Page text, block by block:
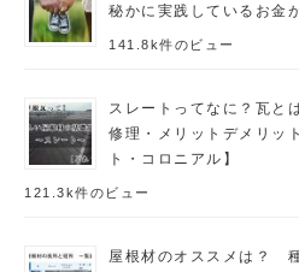
秘かに実践しているお金
141.8k件のビュー
スレートってなに？瓦と
修理・メリットデメリッ
ト・コロニアル】
121.3k件のビュー
屋根材のオススメは？